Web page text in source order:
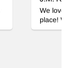
We love
place!